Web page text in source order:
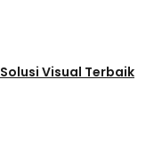
Visual Terbaik